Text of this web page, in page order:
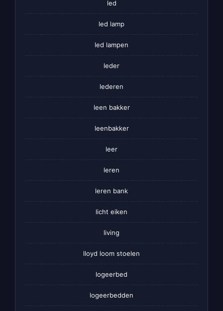
led
led lamp
led lampen
leder
lederen
leen bakker
leenbakker
leer
leren
leren bank
licht eiken
living
lloyd loom stoelen
logeerbed
logeerbedden